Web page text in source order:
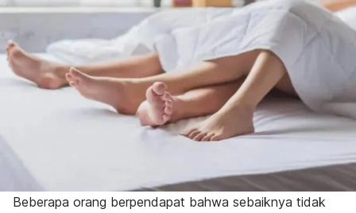
Beberapa orang berpendapat bahwa sebaiknya tidak